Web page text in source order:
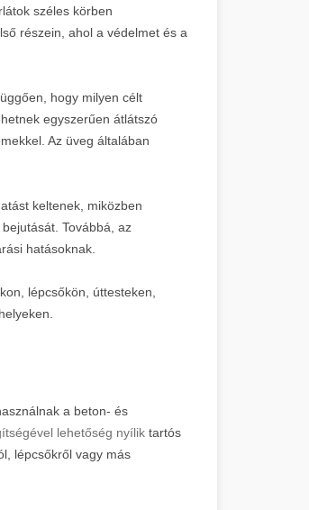
széles körben
részein, ahol a védelmet és a
hogy milyen célt
egyszerűen átlátszó
Az üveg általában
keltenek, miközben
Továbbá, az
hatásoknak.
lépcsőkön, úttesteken,
a beton- és
lehetőség nyílik tartós
lépcsőkről vagy más